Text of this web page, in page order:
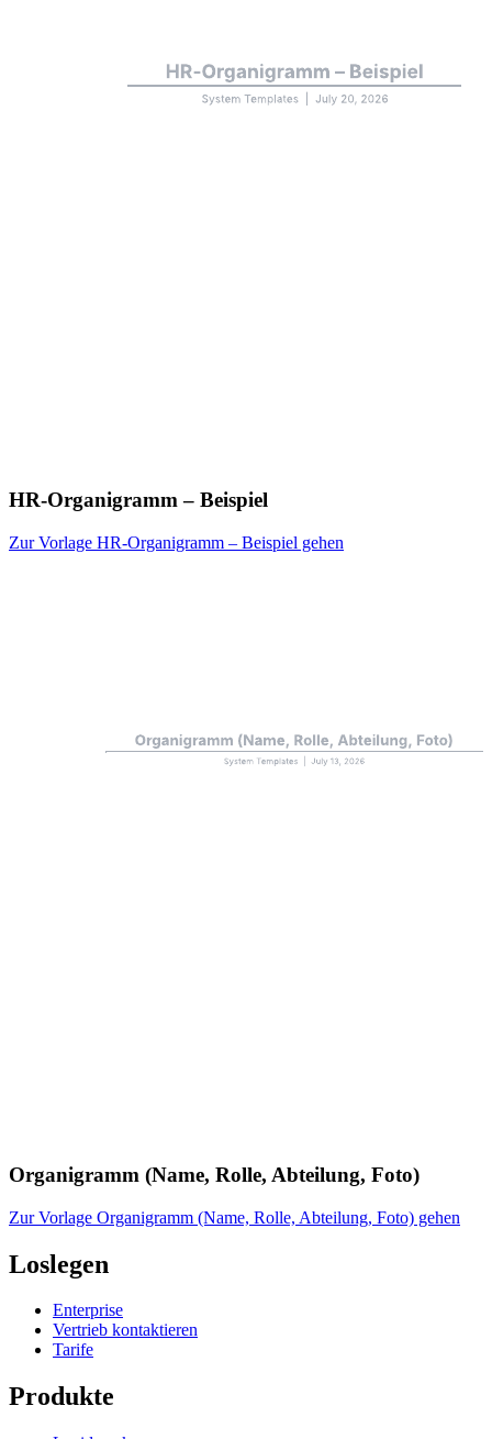
HR-Organigramm – Beispiel
Zur Vorlage HR-Organigramm – Beispiel gehen
Organigramm (Name, Rolle, Abteilung, Foto)
Zur Vorlage Organigramm (Name, Rolle, Abteilung, Foto) gehen
Loslegen
Enterprise
Vertrieb kontaktieren
Tarife
Produkte